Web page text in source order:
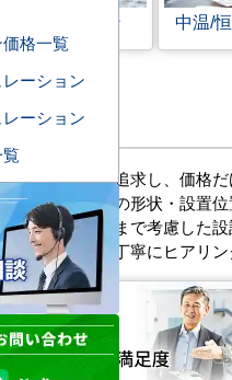
冷地用エアコン 中温/
ント
α」の価値を追求し、価格
せて、室内機の形状・設置
ンテナンス性まで考慮した
況やご要望を丁寧にヒアリ
POINT
2
格一覧
ーション
ーション